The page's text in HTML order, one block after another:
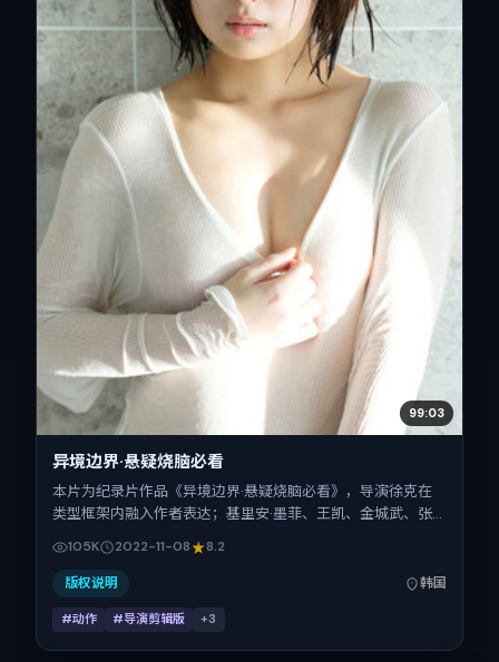
99:03
异境边界·悬疑烧脑必看
本片为纪录片作品《异境边界·悬疑烧脑必看》，导演徐克在
类型框架内融入作者表达；基里安·墨菲、王凯、金城武、张
品背景为韩国。上映时间 2022年11月8日（公映登记日
2022-11-08），全片125分钟，节奏张弛有度。
105K 2022-11-08 8.2
版权说明 韩国
#动作 #导演剪辑版 +3